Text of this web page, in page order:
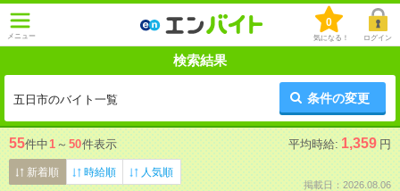
メニュー
0
気になる！ ログイン
検索結果
五日市のバイト一覧 条件の変更
55件中1 ～ 50件表示 平均時給: 1,359 円
新着順 時給順 人気順
掲載日：2026.08.06